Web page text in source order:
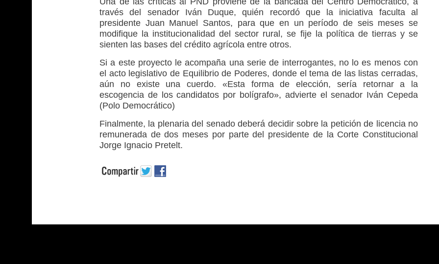
través del senador Iván Duque, quién recordó que la iniciativa faculta al
presidente Juan Manuel Santos, para que en un período de seis meses se
modifique la institucionalidad del sector rural, se fije la política de tierras y se
sienten las bases del crédito agrícola entre otros.
Si a este proyecto le acompaña una serie de interrogantes, no lo es menos con
el acto legislativo de Equilibrio de Poderes, donde el tema de las listas cerradas,
aún no existe una cuerdo. «Esta forma de elección, sería retornar a la
escogencia de los candidatos por bolígrafo», advierte el senador Iván Cepeda
(Polo Democrático)
Finalmente, la plenaria del senado deberá decidir sobre la petición de licencia no
remunerada de dos meses por parte del presidente de la Corte Constitucional
Jorge Ignacio Pretelt.